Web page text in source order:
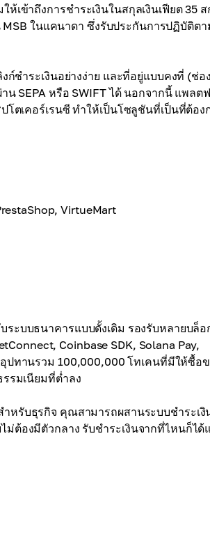
เข้าถึงการชำระเงินในสกุลเงินเฟียต 35
ในแคนาดา ซึ่งรับประกันการปฏิบัติตา
ชำระเงินอย่างง่าย และที่อยู่แบบคงที่ (ช่อ
SEPA หรือ SWIFT ได้ นอกจากนี้ แพลต
โตเคอร์เรนซี ทำให้เป็นโซลูชันที่เป็นที่ต้อง
VirtueMart
ระบบธนาคารแบบดั้งเดิม รองรับหลายบล็อ
Coinbase SDK, Solana Pay,
ปทานรวม 100,000,000 โทเคนที่มีให้ซื้อ
รมเนียมที่ต่ำลง
หรับธุรกิจ คุณสามารถผสานระบบชำระเงิ
ต้องมีตัวกลาง รับชำระเงินจากที่ไหนก็ได้